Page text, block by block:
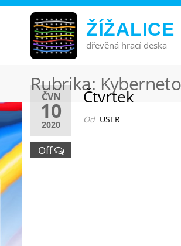
ŽÍŽALICE
dřevěná hrací deska
Rubrika:
ČVN
10
2020
Off
Čtvrtek
Od USER